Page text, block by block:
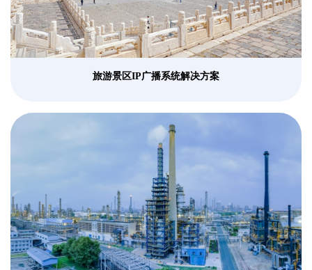
旅游景区IP广播系统解决方案